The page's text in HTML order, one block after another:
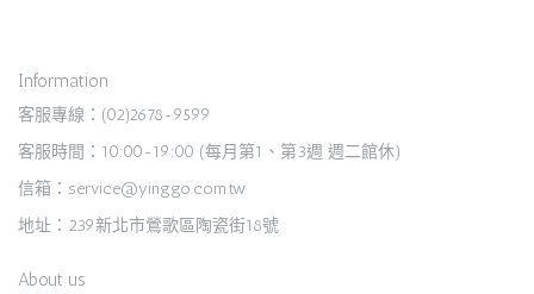
Information
客服專線：(02)2678-9599
客服時間：10:00-19:00 (每月第1、第3週 週二館休)
信箱：service@yinggo.com.tw
地址：239新北市鶯歌區陶瓷街18號
About us